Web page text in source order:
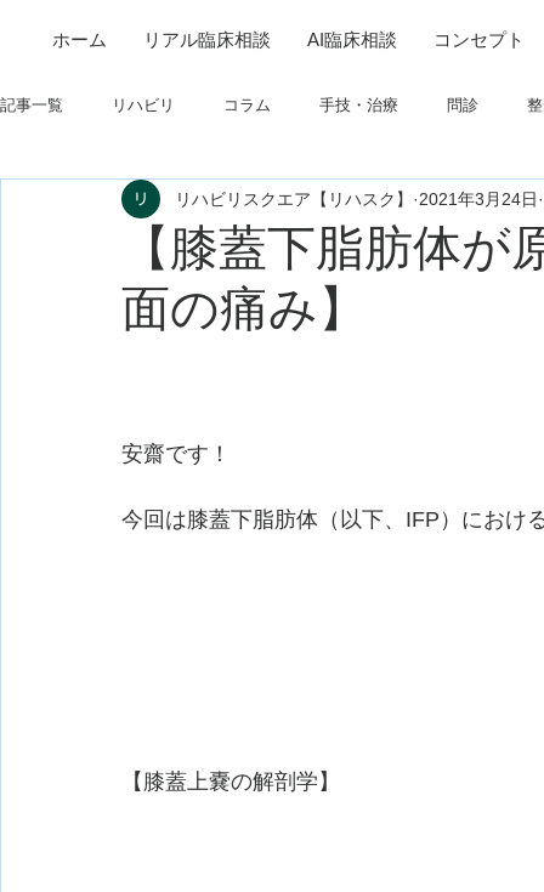
ホーム リアル臨床相談 AI臨床相談 コンセプト
記事一覧 リハビリ コラム 手技・治療 問診
制度関連 学会・研究関連 高次脳機能障害
フィジカルアセスメント 仕事について
【膝蓋下脂肪体
面の痛み】
リハビリスクエア【リハスク】 2021年3月24日
安齋です！
今回は膝蓋下脂肪体（以下、IFP）におけ
【膝蓋上嚢の解剖学】